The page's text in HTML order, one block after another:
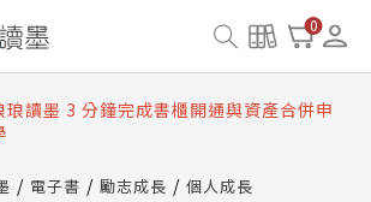
0
琅讀墨數位閱讀資產合併與書櫃開通申請
琅讀墨書櫃開通常見問題
琅讀墨 3 分鐘完成書櫃開通與資產合併申
電子書 勵志成長
個人成長